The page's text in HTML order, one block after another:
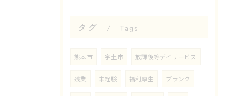
タグ Tags
熊本市 宇土市 放課後等デイサービス
残業 未経験 福利厚生 ブランク